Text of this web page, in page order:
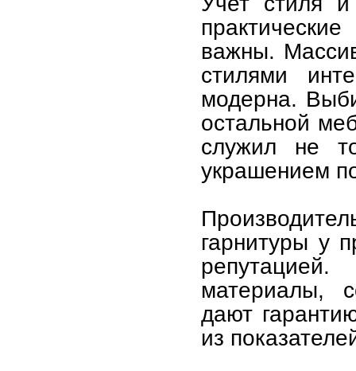
важны.
стилями
модерна.
остальной
служил не
украшением
гарнитуры у
материалы,
дают
из